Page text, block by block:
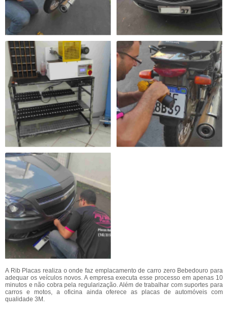
A Rib Placas realiza o onde faz emplacamento de carro zero Bebedouro para
adequar os veículos novos. A empresa executa esse processo em apenas 10
minutos e não cobra pela regularização. Além de trabalhar com suportes para
carros e motos, a oficina ainda oferece as placas de automóveis com
qualidade 3M.